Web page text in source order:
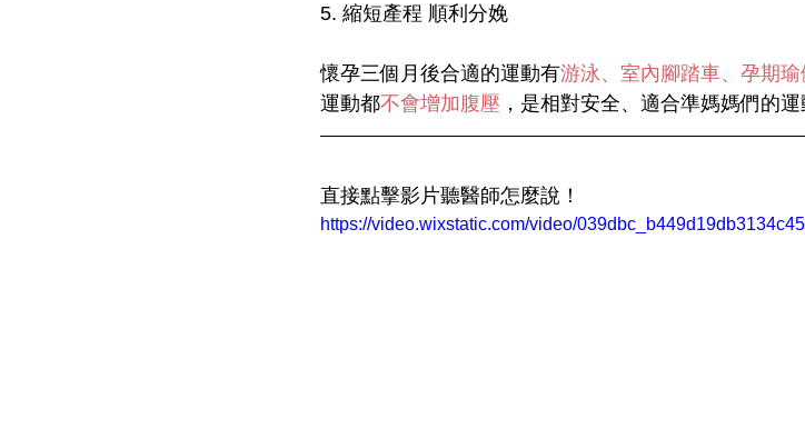
5. 縮短產程 順利分娩
懷孕三個月後合適的運動有游泳、室內腳踏車、孕期瑜
運動都不會增加腹壓 ，是相對安全、適合準媽媽們的運
直接點擊影片聽醫師怎麼說！
https://video.wixstatic.com/video/